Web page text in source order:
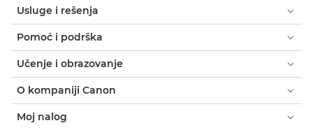
Usluge i rešenja
Pomoć i podrška
Učenje i obrazovanje
O kompaniji Canon
Moj nalog